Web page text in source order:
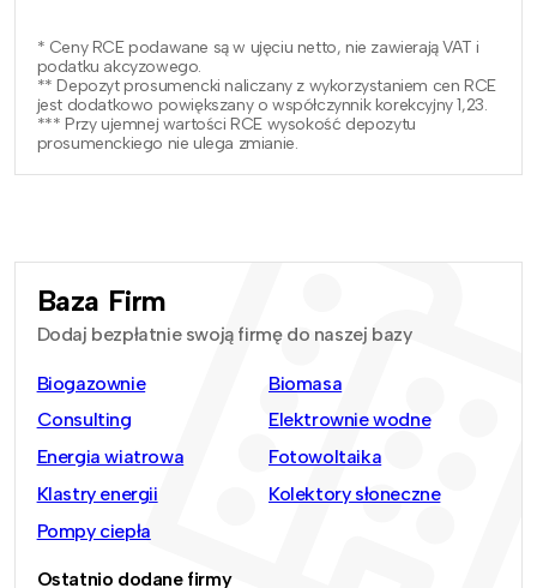
* Ceny RCE podawane są w ujęciu netto, nie zawierają VAT i
podatku akcyzowego.
** Depozyt prosumencki naliczany z wykorzystaniem cen RCE
jest dodatkowo powiększany o współczynnik korekcyjny 1,23.
*** Przy ujemnej wartości RCE wysokość depozytu
prosumenckiego nie ulega zmianie.
Baza Firm
Dodaj bezpłatnie swoją firmę do naszej bazy
Biogazownie
Biomasa
Consulting
Elektrownie wodne
Energia wiatrowa
Fotowoltaika
Klastry energii
Kolektory słoneczne
Pompy ciepła
Ostatnio dodane firmy